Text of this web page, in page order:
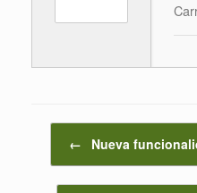
← Nueva